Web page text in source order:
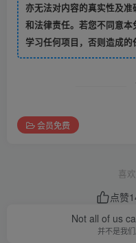
亦无法对内容的真实性及
和法律责任。若您不同意
学习任何项目，否则造成的
会员免费
喜
点赞
Not all of us
并不是我